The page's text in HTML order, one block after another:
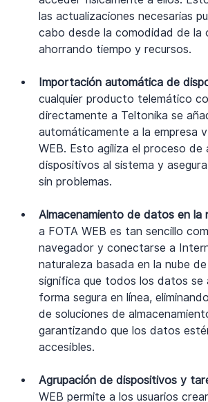
las actualizaciones necesarias
cabo desde la comodidad de la
ahorrando tiempo y recursos.
Importación automática de
cualquier producto telemático
directamente a Teltonika se
automáticamente a la empresa
WEB. Esto agiliza el proceso de
dispositivos al sistema y
sin problemas.
Almacenamiento de datos en la
a FOTA WEB es tan sencillo
navegador y conectarse a
naturaleza basada en la nube
significa que todos los datos se
forma segura en línea,
de soluciones de
garantizando que los datos
accesibles.
Agrupación de dispositivos y
WEB permite a los usuarios